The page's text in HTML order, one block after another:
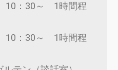
10：30～ 1時間程
10：30～ 1時間程